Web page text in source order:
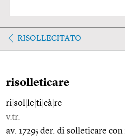
RISOLLECITATO
risolleticare
ri sol le ti cà re
v.tr.
av. 1729; der. di solleticare con